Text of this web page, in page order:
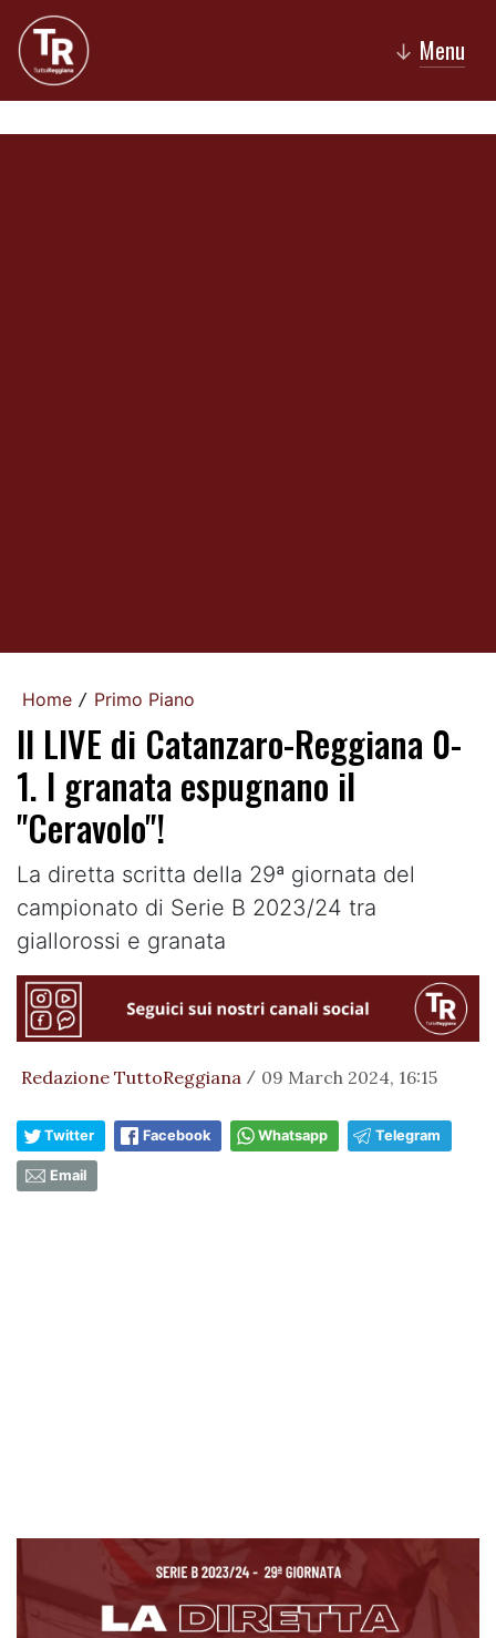
↓ Menu
Home / Primo Piano
Il LIVE di Catanzaro-Reggiana 0-
1. I granata espugnano il
"Ceravolo"!
La diretta scritta della 29ª giornata del
campionato di Serie B 2023/24 tra
giallorossi e granata
Redazione TuttoReggiana / 09 March 2024, 16:15
Twitter Facebook Whatsapp Telegram
Email